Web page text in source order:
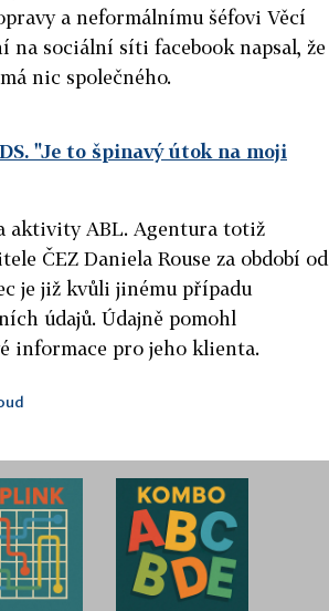
a neformálnímu šéfovi Věcí
sociální síti facebook napsal, že
nic společného.
"Je to špinavý útok na moji
aktivity ABL. Agentura totiž
ČEZ Daniela Rouse za období od
je již kvůli jinému případu
údajů. Údajně pomohl
informace pro jeho klienta.